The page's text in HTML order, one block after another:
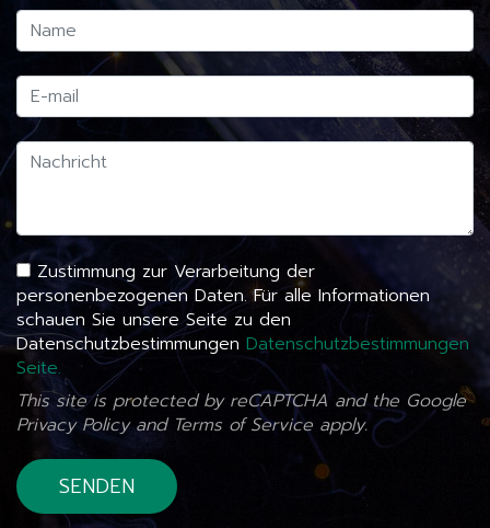
Zustimmung zur Verarbeitung der
personenbezogenen Daten. Für alle Informationen
schauen Sie unsere Seite zu den
Datenschutzbestimmungen Datenschutzbestimmungen
Seite.
This site is protected by reCAPTCHA and the Google
Privacy Policyand Terms of Service apply.